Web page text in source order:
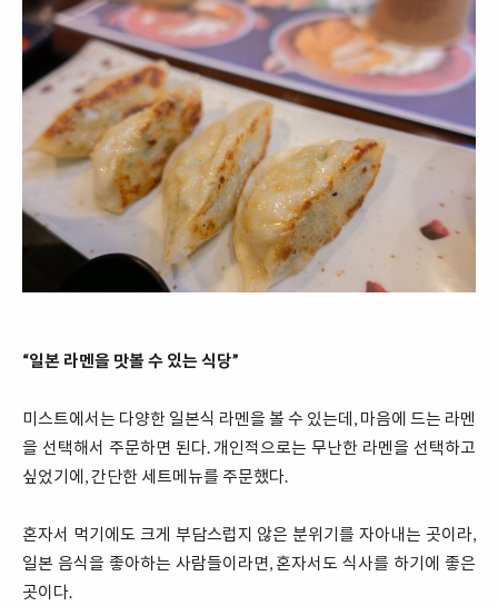
“일본 라멘을 맛볼 수 있는 식당”
미스트에서는 다양한 일본식 라멘을 볼 수 있는데, 마음에 드는 라멘
을 선택해서 주문하면 된다. 개인적으로는 무난한 라멘을 선택하고
싶었기에, 간단한 세트메뉴를 주문했다.
혼자서 먹기에도 크게 부담스럽지 않은 분위기를 자아내는 곳이라,
일본 음식을 좋아하는 사람들이라면, 혼자서도 식사를 하기에 좋은
곳이다.